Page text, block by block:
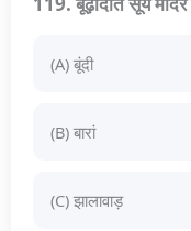
(A) बूंदी
(B) बारां
(C) झालावाड़